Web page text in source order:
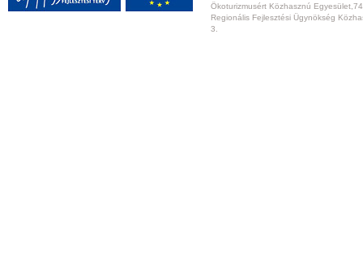
Ökoturizmusért Közhasznú
Regionális Fejlesztési Ügynökség
3.